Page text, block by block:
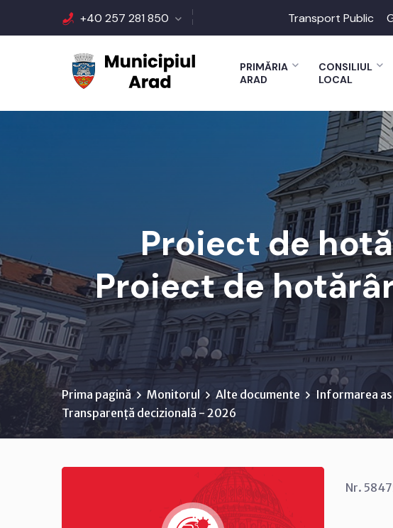
+40 257 281 850 Transport Public
PRIMĂRIA
ARAD
CONSILIUL
LOCAL
Proiect de
Proiect de
Prima pagină Monitorul Alte documente
Informarea
Transparență decizională - 2026
Nr.